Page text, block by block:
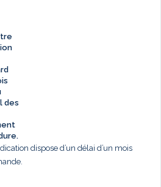
des
dispose d’un délai d’un mois